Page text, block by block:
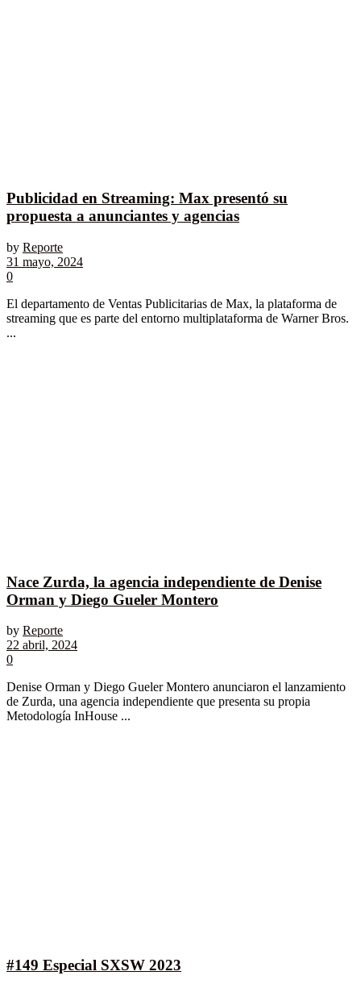
Publicidad en Streaming: Max presentó su
propuesta a anunciantes y agencias
by Reporte
31 mayo, 2024
0
El departamento de Ventas Publicitarias de Max, la plataforma de
streaming que es parte del entorno multiplataforma de Warner Bros.
...
Nace Zurda, la agencia independiente de Denise
Orman y Diego Gueler Montero
by Reporte
22 abril, 2024
0
Denise Orman y Diego Gueler Montero anunciaron el lanzamiento
de Zurda, una agencia independiente que presenta su propia
Metodología InHouse ...
#149 Especial SXSW 2023